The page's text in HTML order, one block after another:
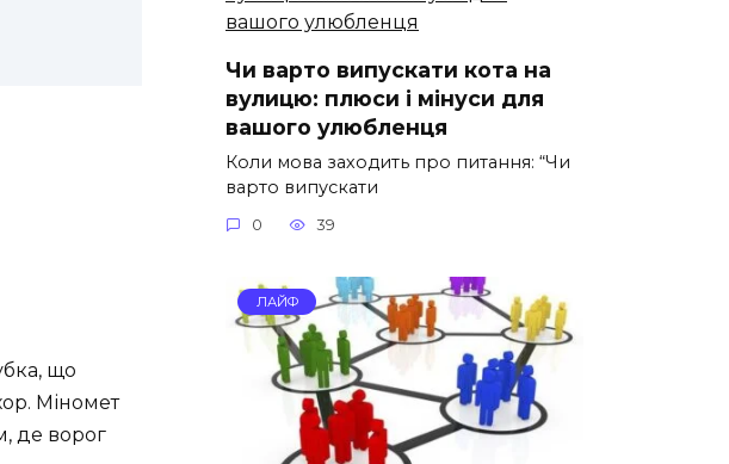
що
Міномет
де ворог
Чи варто випускати кота на
вулицю: плюси і мінуси для
вашого улюбленця
Коли мова заходить про питання: “Чи
варто випускати
0 39
ЛАЙФ